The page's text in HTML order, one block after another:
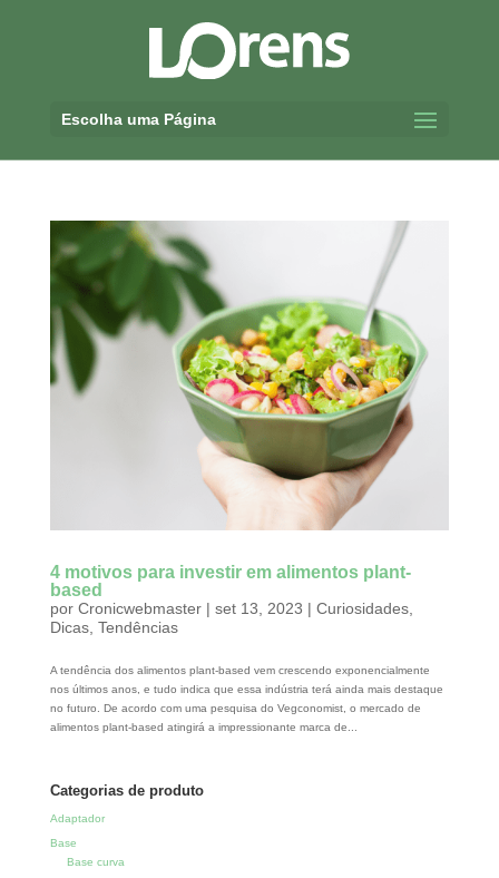
Escolha uma Página
4 motivos para investir em alimentos plant-
based
por Cronicwebmaster| set 13, 2023 | Curiosidades,
Dicas, Tendências
A tendência dos alimentos plant-based vem crescendo exponencialmente
nos últimos anos, e tudo indica que essa indústria terá ainda mais destaque
no futuro. De acordo com uma pesquisa do Vegconomist, o mercado de
alimentos plant-based atingirá a impressionante marca de...
Categorias de produto
Adaptador
Base
Base curva